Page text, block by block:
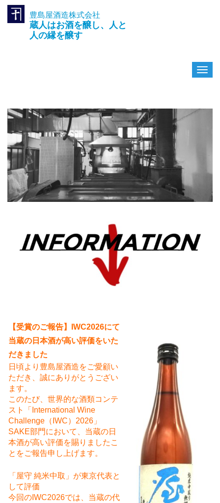
豊島屋酒造株式会社
蔵人はお酒を醸し、人と
人の縁を醸す
ナ
【受賞のご報告】IWC2026にて
当蔵の日本酒が高い評価をいた
だきました
日頃より豊島屋酒造をご愛顧い
ただき、誠にありがとうござい
ます。
このたび、世界的な酒類コンテ
スト「International Wine
Challenge（IWC）2026」
SAKE部門において、当蔵の日
本酒が高い評価を賜りましたこ
とをご報告申し上げます。
「屋守 純米中取」が東京代表と
して評価
今回のIWC2026では、当蔵の代